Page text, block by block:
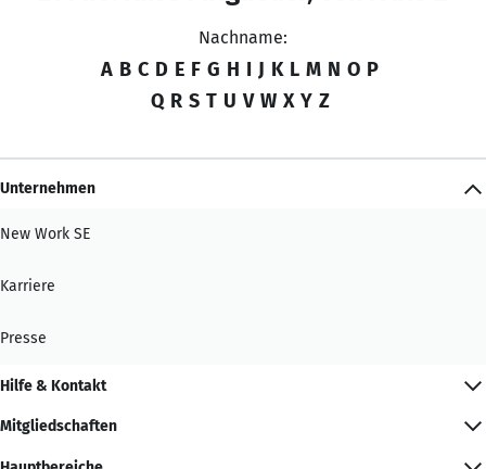
Nachname:
A B C D E F G H I J K L M N O P
Q R S T U V W X Y Z
Unternehmen
New Work SE
Karriere
Presse
Hilfe & Kontakt
Mitgliedschaften